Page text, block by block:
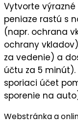
Vytvorte
peniaze rastú s
(napr. ochrana
ochrany
za vedenie) a
účtu za 5
sporiaci účet
sporenie na
Webstránka a